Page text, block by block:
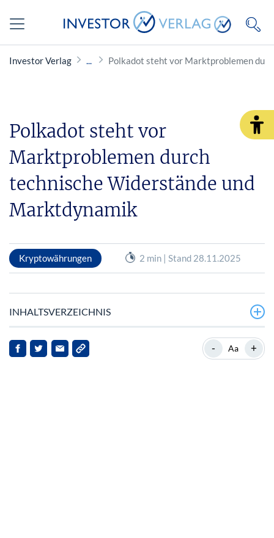
Investor Verlag Polkadot steht vor Marktproblemen
Polkadot steht vor
Marktproblemen durch
technische Widerstände und
Marktdynamik
Kryptowährungen 2 min | Stand 28.11.2025
INHALTSVERZEICHNIS
Polkadots jüngste Marktprobleme
- Aa +